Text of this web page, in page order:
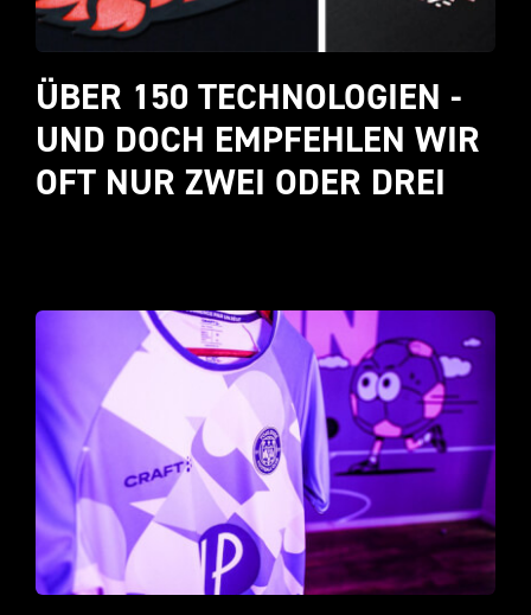
ÜBER 150 TECHNOLOGIEN -
UND DOCH EMPFEHLEN WIR
OFT NUR ZWEI ODER DREI